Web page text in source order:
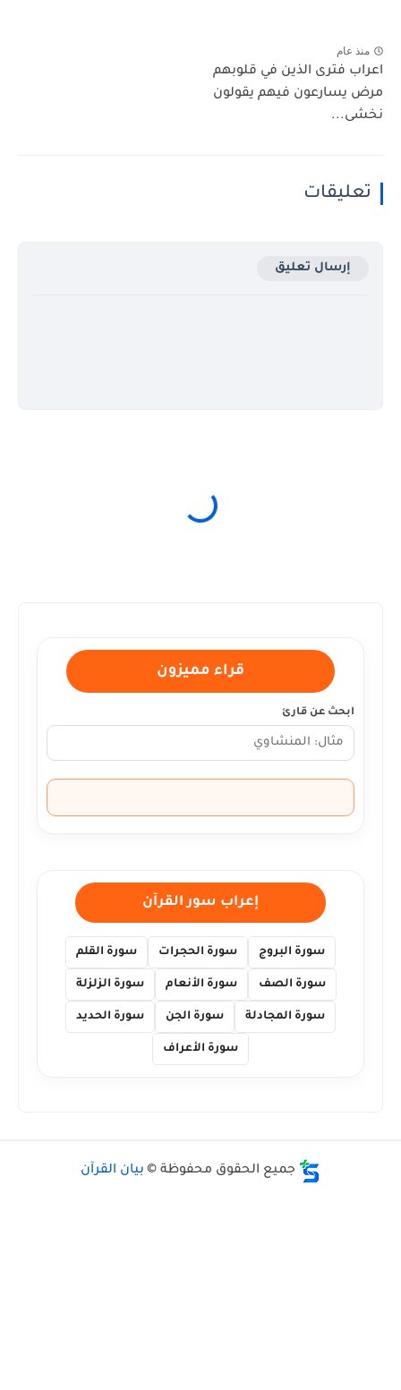
منذ عام
اعراب فترى الذين في قلوبهم
مرض يسارعون فيهم يقولون
نخشى...
تعليقات
إرسال تعليق
قراء مميزون
ابحث عن قارئ
إعراب سور القرآن
سورة البروج سورة الحجرات سورة القلم
سورة الصف سورة الأنعام سورة الزلزلة
سورة المجادلة سورة الجن سورة الحديد
سورة الأعراف
جميع الحقوق محفوظة ©بيان القرآن